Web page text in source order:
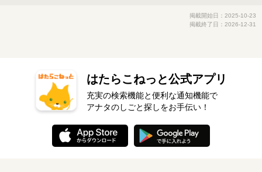
掲載開始日：2025-10-23
掲載終了日：2026-12-31
はたらこねっと公式アプリ
充実の検索機能と便利な通知機能で
アナタのしごと探しをお手伝い！